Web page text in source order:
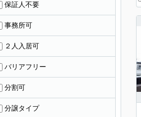
保証人不要
事務所可
２人入居可
バリアフリー
分割可
分譲タイプ